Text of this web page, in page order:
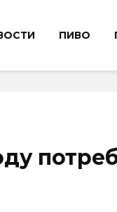
ПИВО